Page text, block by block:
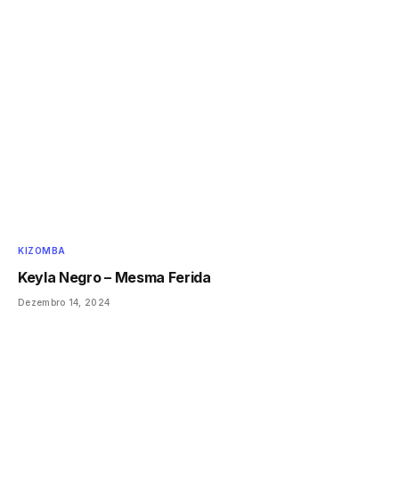
KIZOMBA
Keyla Negro – Mesma Ferida
Dezembro 14, 2024